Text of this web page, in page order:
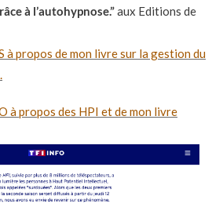
à l’autohypnose.”aux Editions de
à propos de mon livre sur la gestion du
à propos des HPI et de mon livre